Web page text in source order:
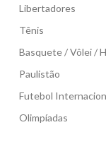
Libertadores
Tênis
Basquete / Vôlei /
Paulistão
Futebol
Olimpíadas